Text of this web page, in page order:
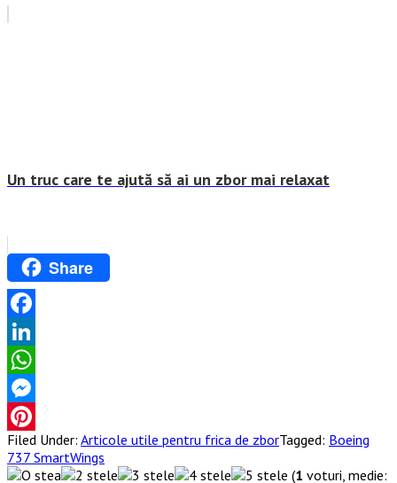
Un truc care te ajută să ai un zbor mai relaxat
Share
Facebook
LinkedIn
WhatsApp
Messenger
Pinterest
Filed Under: Articole utile pentru frica de zborTagged: Boeing
737 SmartWings
(1 voturi, medie: